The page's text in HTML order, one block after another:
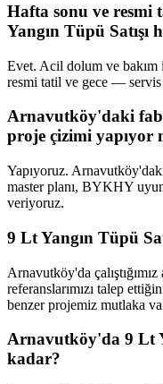
Hafta sonu ve
Yangın Tüpü
Evet. Acil dolum ve
resmi tatil ve gece — servis
Arnavutköy'daki
proje çizimi yapıyor
Yapıyoruz.
master planı, BYKHY
veriyoruz.
9 Lt Yangın Tüpü
Arnavutköy'da
referanslarımızı talep
benzer projemiz mutlaka
Arnavutköy'da 9 Lt
kadar?